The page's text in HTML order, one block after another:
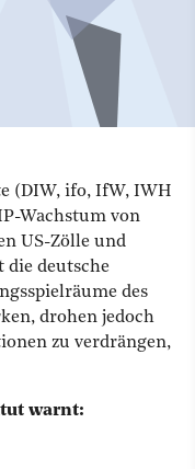
(DIW, ifo, IfW, IWH
Wachstum von
US-Zölle und
deutsche
des
drohen jedoch
zu verdrängen,
warnt: